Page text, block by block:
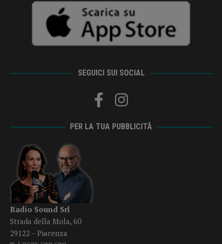
SEGUICI SUI SOCIAL
PER LA TUA PUBBLICITÀ
Radio Sound Srl
Strada della Mola, 60
29122 – Piacenza